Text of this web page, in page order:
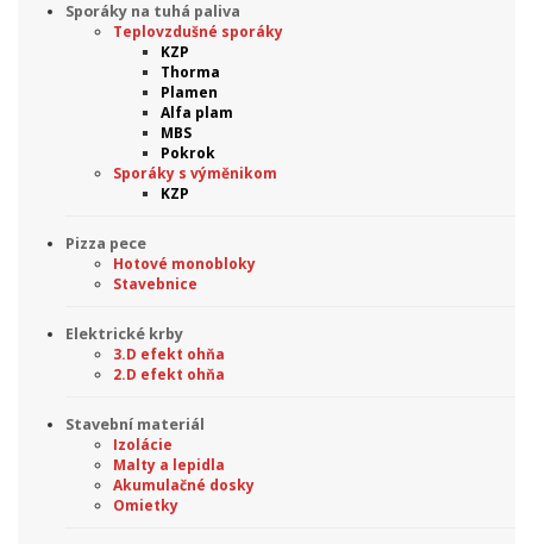
Sporáky na tuhá paliva
Teplovzdušné sporáky
KZP
Thorma
Plamen
Alfa plam
MBS
Pokrok
Sporáky s výměnikom
KZP
Pizza pece
Hotové monobloky
Stavebnice
Elektrické krby
3.D efekt ohňa
2.D efekt ohňa
Stavební materiál
Izolácie
Malty a lepidla
Akumulačné dosky
Omietky